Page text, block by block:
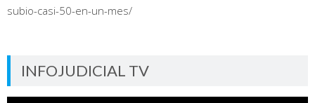
subio-casi-50-en-un-mes/
INFOJUDICIAL TV